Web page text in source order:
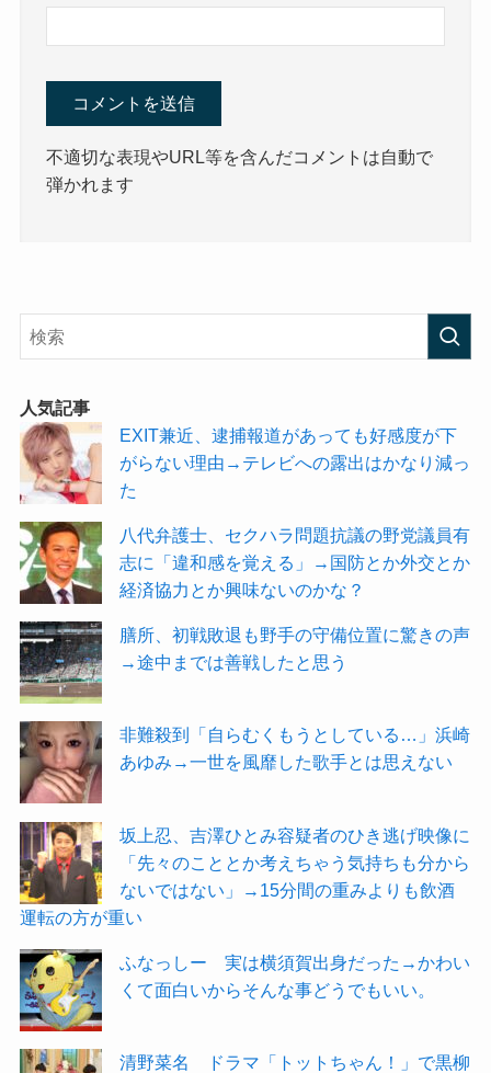
不適切な表現やURL等を含んだコメントは自動で
弾かれます
人気記事
EXIT兼近、逮捕報道があっても好感度が下
がらない理由→テレビへの露出はかなり減っ
た
八代弁護士、セクハラ問題抗議の野党議員有
志に「違和感を覚える」→国防とか外交とか
経済協力とか興味ないのかな？
膳所、初戦敗退も野手の守備位置に驚きの声
→途中までは善戦したと思う
非難殺到「自らむくもうとしている…」浜崎
あゆみ→一世を風靡した歌手とは思えない
坂上忍、吉澤ひとみ容疑者のひき逃げ映像に
「先々のこととか考えちゃう気持ちも分から
ないではない」→15分間の重みよりも飲酒
運転の方が重い
ふなっしー 実は横須賀出身だった→かわい
くて面白いからそんな事どうでもいい。
清野菜名 ドラマ「トットちゃん！」で黒柳